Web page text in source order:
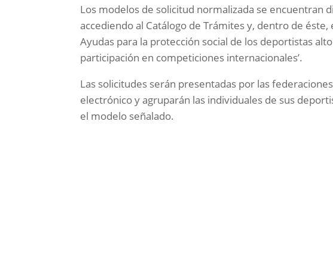
Los modelos de solicitud normalizada se encuentran
accediendo al Catálogo de Trámites y, dentro de éste,
Ayudas para la protección social de los deportistas
participación en competiciones internacionales’.
Las solicitudes serán presentadas por las
electrónico y agruparán las individuales de sus
el modelo señalado.